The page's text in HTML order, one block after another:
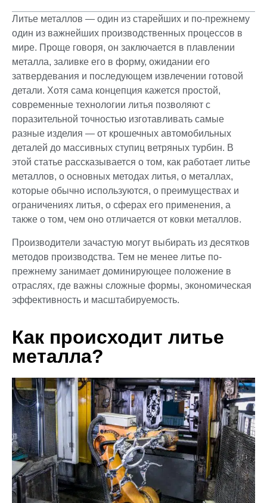
Литье металлов — один из старейших и по-прежнему
один из важнейших производственных процессов в
мире. Проще говоря, он заключается в плавлении
металла, заливке его в форму, ожидании его
затвердевания и последующем извлечении готовой
детали. Хотя сама концепция кажется простой,
современные технологии литья позволяют с
поразительной точностью изготавливать самые
разные изделия — от крошечных автомобильных
деталей до массивных ступиц ветряных турбин. В
этой статье рассказывается о том, как работает литье
металлов, о основных методах литья, о металлах,
которые обычно используются, о преимуществах и
ограничениях литья, о сферах его применения, а
также о том, чем оно отличается от ковки металлов.
Производители зачастую могут выбирать из десятков
методов производства. Тем не менее литье по-
прежнему занимает доминирующее положение в
отраслях, где важны сложные формы, экономическая
эффективность и масштабируемость.
Как происходит литье
металла?